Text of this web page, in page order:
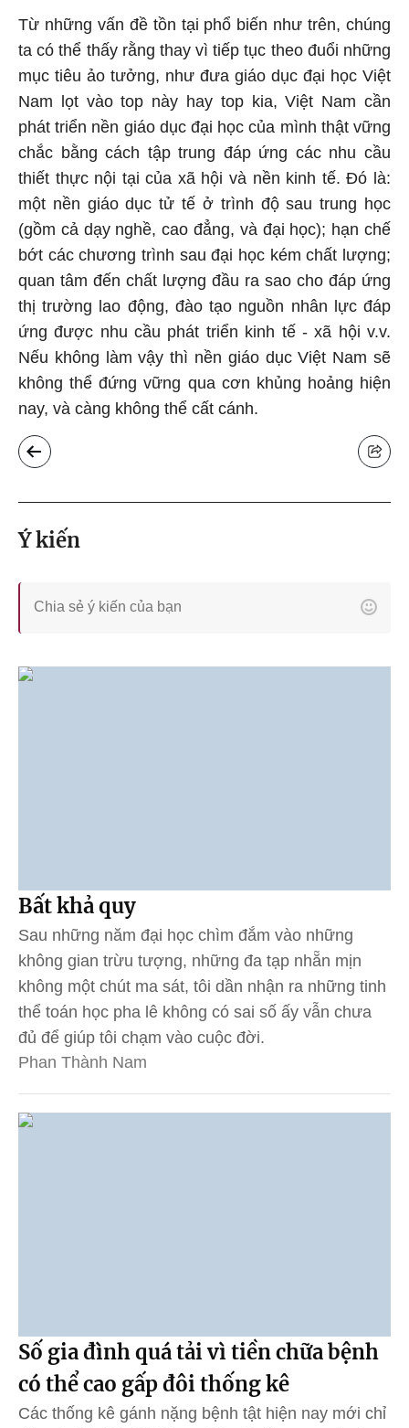
Từ những vấn đề tồn tại phổ biến như trên, chúng
ta có thể thấy rằng thay vì tiếp tục theo đuổi những
mục tiêu ảo tưởng, như đưa giáo dục đại học Việt
Nam lọt vào top này hay top kia, Việt Nam cần
phát triển nền giáo dục đại học của mình thật vững
chắc bằng cách tập trung đáp ứng các nhu cầu
thiết thực nội tại của xã hội và nền kinh tế. Đó là:
một nền giáo dục tử tế ở trình độ sau trung học
(gồm cả dạy nghề, cao đẳng, và đại học); hạn chế
bớt các chương trình sau đại học kém chất lượng;
quan tâm đến chất lượng đầu ra sao cho đáp ứng
thị trường lao động, đào tạo nguồn nhân lực đáp
ứng được nhu cầu phát triển kinh tế - xã hội v.v.
Nếu không làm vậy thì nền giáo dục Việt Nam sẽ
không thể đứng vững qua cơn khủng hoảng hiện
nay, và càng không thể cất cánh.
Ý kiến
Bất khả quy
Sau những năm đại học chìm đắm vào những
không gian trừu tượng, những đa tạp nhẵn mịn
không một chút ma sát, tôi dần nhận ra những tinh
thể toán học pha lê không có sai số ấy vẫn chưa
đủ để giúp tôi chạm vào cuộc đời.
Phan Thành Nam
Số gia đình quá tải vì tiền chữa bệnh
có thể cao gấp đôi thống kê
Các thống kê gánh nặng bệnh tật hiện nay mới chỉ